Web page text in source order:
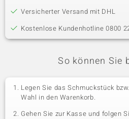
Versicherter Versand mit DHL
Kostenlose Kundenhotline 0800
So können Sie
Legen Sie das Schmuckstück
Wahl in den Warenkorb.
Gehen Sie zur Kasse und folgen